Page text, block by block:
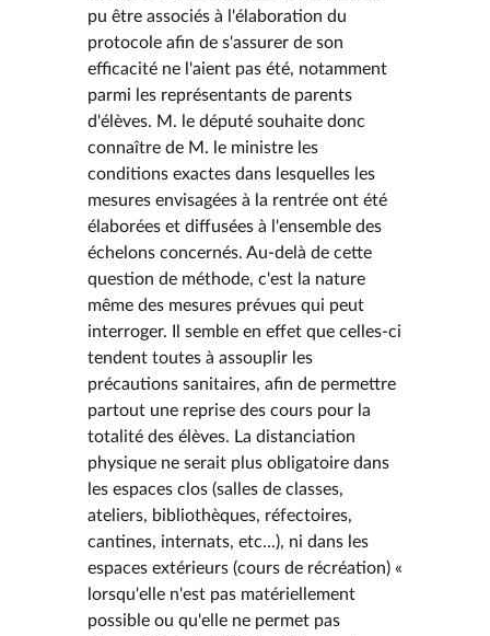
pu être associés à l'élaboration du
protocole afin de s'assurer de son
efficacité ne l'aient pas été, notamment
parmi les représentants de parents
d'élèves. M. le député souhaite donc
connaître de M. le ministre les
conditions exactes dans lesquelles les
mesures envisagées à la rentrée ont été
élaborées et diffusées à l'ensemble des
échelons concernés. Au-delà de cette
question de méthode, c'est la nature
même des mesures prévues qui peut
interroger. Il semble en effet que celles-ci
tendent toutes à assouplir les
précautions sanitaires, afin de permettre
partout une reprise des cours pour la
totalité des élèves. La distanciation
physique ne serait plus obligatoire dans
les espaces clos (salles de classes,
ateliers, bibliothèques, réfectoires,
cantines, internats, etc...), ni dans les
espaces extérieurs (cours de récréation) «
lorsqu'elle n'est pas matériellement
possible ou qu'elle ne permet pas